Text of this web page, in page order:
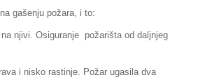
gašenju požara, i to:
njivi. Osiguranje požarišta od daljnjeg
i nisko rastinje. Požar ugasila dva